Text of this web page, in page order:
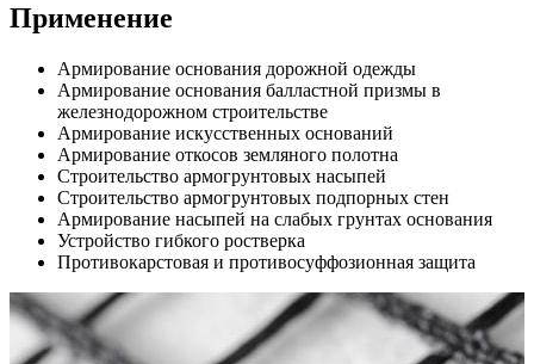
Применение
Армирование основания дорожной одежды
Армирование основания балластной призмы в
железнодорожном строительстве
Армирование искусственных оснований
Армирование откосов земляного полотна
Строительство армогрунтовых насыпей
Строительство армогрунтовых подпорных стен
Армирование насыпей на слабых грунтах основания
Устройство гибкого ростверка
Противокарстовая и противосуффозионная защита